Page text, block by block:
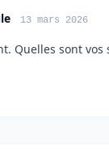
13 mars 2026
Quelles sont vos